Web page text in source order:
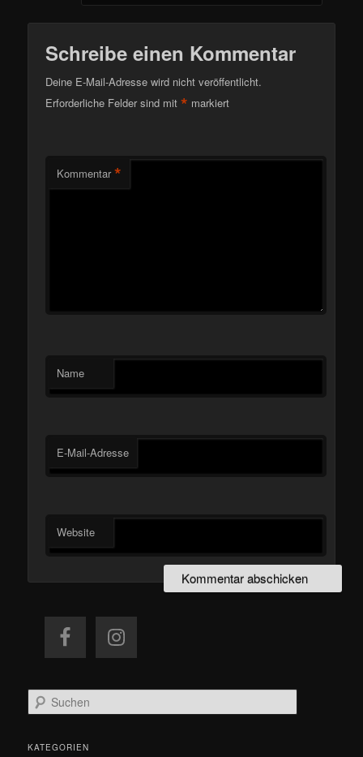
Schreibe einen Kommentar
Deine E-Mail-Adresse wird nicht veröffentlicht.
Erforderliche Felder sind mit* markiert
Kommentar *
Name
E-Mail-Adresse
Website
u
h
KATEGORIEN